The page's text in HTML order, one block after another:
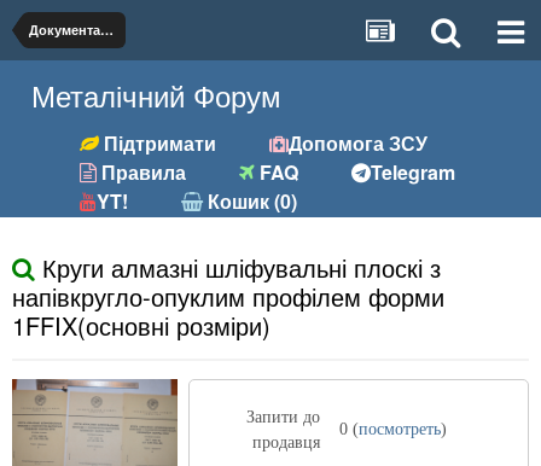
Документація
Металічний Форум
Підтримати
Допомога ЗСУ
Правила
FAQ
Telegram
YT!
Кошик (0)
Круги алмазні шліфувальні плоскі з
напівкругло-опуклим профілем форми
1FFIX(основні розміри)
Запити до
продавця
0 (посмотреть)